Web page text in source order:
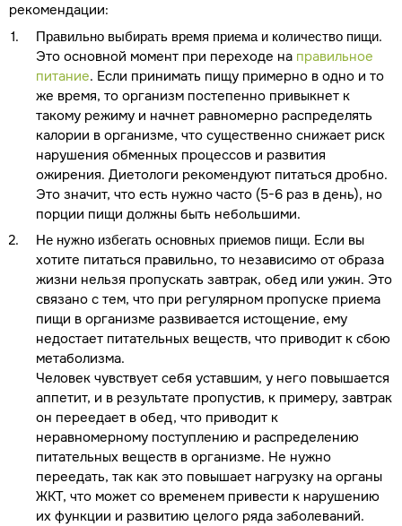
рекомендации:
Правильно выбирать время приема и количество пищи.
Это основной момент при переходе на правильное
питание. Если принимать пищу примерно в одно и то
же время, то организм постепенно привыкнет к
такому режиму и начнет равномерно распределять
калории в организме, что существенно снижает риск
нарушения обменных процессов и развития
ожирения. Диетологи рекомендуют питаться дробно.
Это значит, что есть нужно часто (5-6 раз в день), но
порции пищи должны быть небольшими.
Не нужно избегать основных приемов пищи. Если вы
хотите питаться правильно, то независимо от образа
жизни нельзя пропускать завтрак, обед или ужин. Это
связано с тем, что при регулярном пропуске приема
пищи в организме развивается истощение, ему
недостает питательных веществ, что приводит к сбою
метаболизма.
Человек чувствует себя уставшим, у него повышается
аппетит, и в результате пропустив, к примеру, завтрак
он переедает в обед, что приводит к
неравномерному поступлению и распределению
питательных веществ в организме. Не нужно
переедать, так как это повышает нагрузку на органы
ЖКТ, что может со временем привести к нарушению
их функции и развитию целого ряда заболеваний.